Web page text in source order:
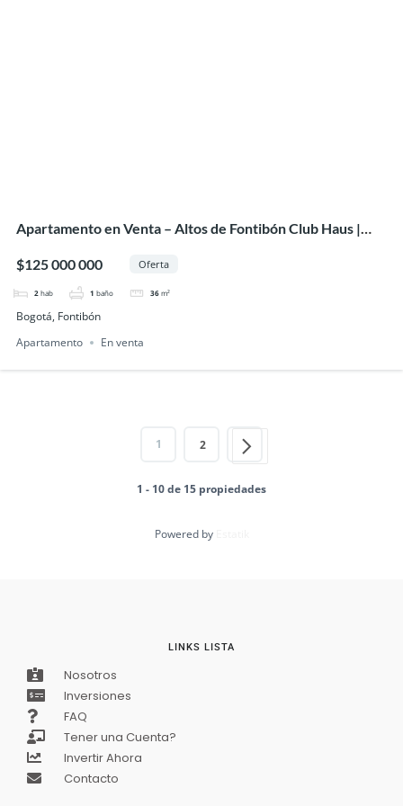
Apartamento en Venta – Altos de Fontibón Club Haus |
$125 000 000
Oferta
2 hab 1 baño 36 m²
Bogotá, Fontibón
Apartamento
En venta
1 2
1 - 10 de 15 propiedades
Powered by
LINKS LISTA
Nosotros
Inversiones
FAQ
Tener una Cuenta?
Invertir Ahora
Contacto